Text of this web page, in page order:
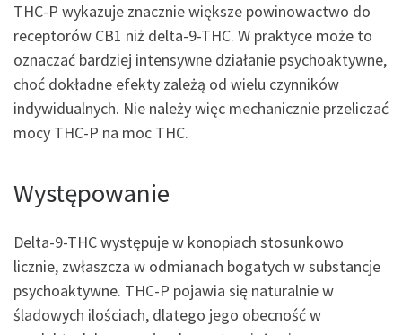
THC-P wykazuje znacznie większe powinowactwo do
receptorów CB1 niż delta-9-THC. W praktyce może to
oznaczać bardziej intensywne działanie psychoaktywne,
choć dokładne efekty zależą od wielu czynników
indywidualnych. Nie należy więc mechanicznie przeliczać
mocy THC-P na moc THC.
Występowanie
Delta-9-THC występuje w konopiach stosunkowo
licznie, zwłaszcza w odmianach bogatych w substancje
psychoaktywne. THC-P pojawia się naturalnie w
śladowych ilościach, dlatego jego obecność w